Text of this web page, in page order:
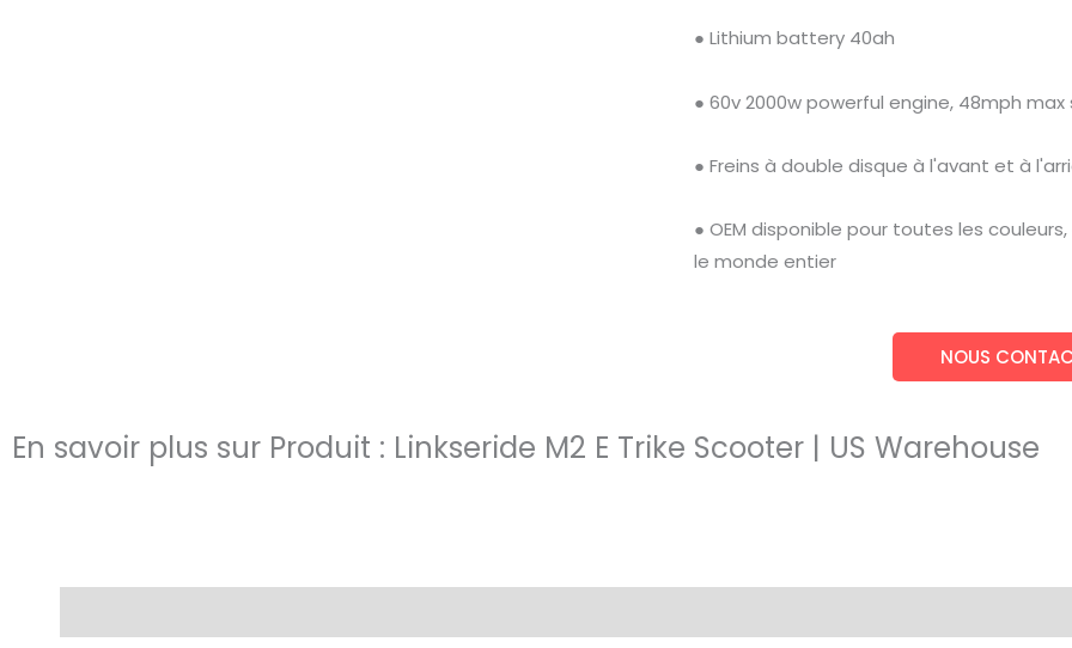
● Lithium battery 40ah
● 60v 2000w powerful engine, 48mph max
● Freins à double disque à l'avant et à
● OEM disponible pour toutes les
le monde entier
NOUS
En savoir plus sur Produit : Linkseride M2 E Trike Scooter | US Warehouse